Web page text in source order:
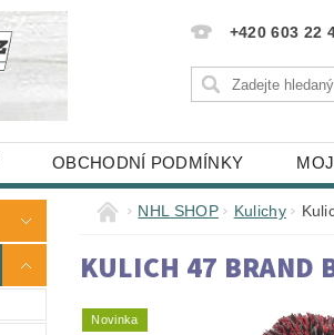
+420 603 22
OBCHODNÍ PODMÍNKY
NHL SHOP Kulichy
KULICH 47 BRAND
Novinka